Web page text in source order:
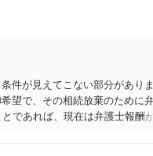
件が見えてこない部分があり
望で、その相続放棄のために
であれば、現在は弁護士報酬
払う手数料とは別に戸籍の用意